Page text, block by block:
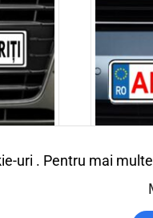
Am
lei
uri . Pentru mai